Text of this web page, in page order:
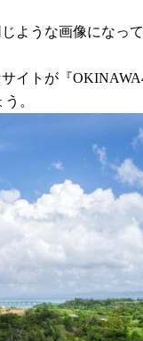
ような画像になっ
イトが『
。